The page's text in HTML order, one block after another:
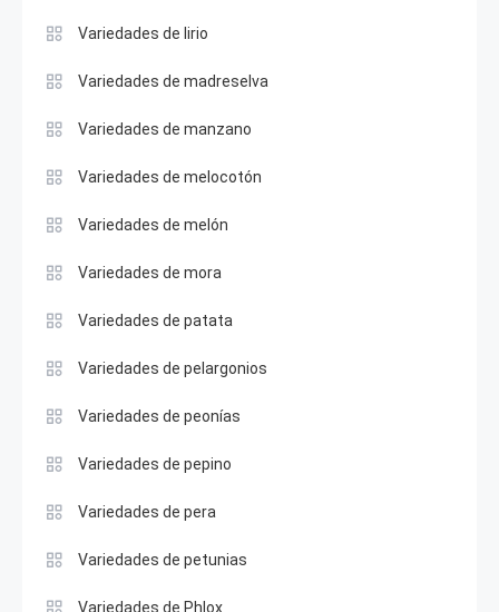
Variedades de lirio
Variedades de madreselva
Variedades de manzano
Variedades de melocotón
Variedades de melón
Variedades de mora
Variedades de patata
Variedades de pelargonios
Variedades de peonías
Variedades de pepino
Variedades de pera
Variedades de petunias
Variedades de Phlox